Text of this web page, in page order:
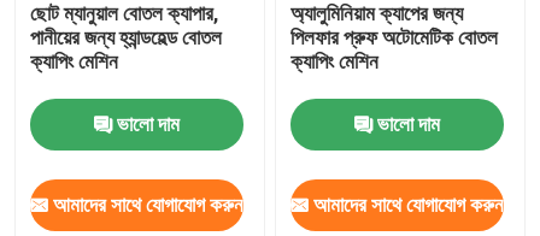
ছোট ম্যানুয়াল বোতল ক্যাপার,
পানীয়ের জন্য হ্যান্ডহেল্ড বোতল
ক্যাপিং মেশিন
ভালো দাম
আমাদের সাথে যোগাযোগ করুন
অ্যালুমিনিয়াম ক্যাপের জন্য
পিলফার প্রুফ অটোমেটিক বোতল
ক্যাপিং মেশিন
ভালো দাম
আমাদের সাথে যোগাযোগ করুন